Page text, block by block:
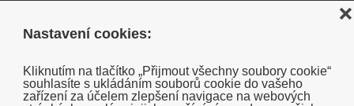
Nastavení cookies:
Kliknutím na tlačítko „Přijmout všechny soubory cookie“
souhlasíte s ukládáním souborů cookie do vašeho
zařízení za účelem zlepšení navigace na webových
❌
Cookies
Soukromé prohlášení o vyloučení odpovědnosti DENSO